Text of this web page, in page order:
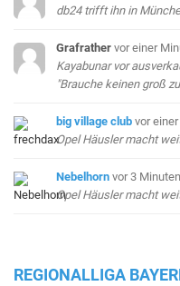
db24 trifft ihn in
Grafrather vor einer
Kayabunar vor
"Brauche keinen groß
big village club vor
Opel Häusler macht
Nebelhorn vor 3 Minuten
Opel Häusler macht
REGIONALLIGA